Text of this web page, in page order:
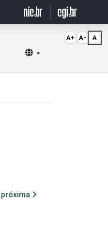
Selecionar idioma
próxima
A+ A- A